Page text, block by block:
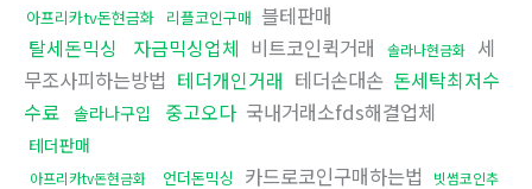
아프리카tv돈현금화 리플코인구매 블테판매
탈세돈믹싱
자금믹싱업체 비트코인퀵거래 솔라나현금화
세
무조사피하는방법 테더개인거래 테더손대손 돈세탁최저수
수료 솔라나구입 중고오다 국내거래소fds해결업체
테더판매
아프리카tv돈현금화 언더돈믹싱 카드로코인구매하는법
빗썸코인추